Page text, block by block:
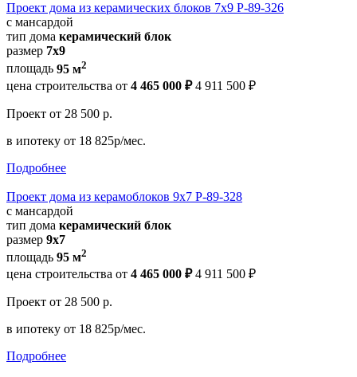
Проект дома из керамических блоков 7x9 Р-89-326
с мансардой
тип дома керамический блок
размер 7x9
площадь 95 м2
цена строительства от 4 465 000 ₽ 4 911 500 ₽
Проект от 28 500 р.
в ипотеку от 18 825р/мес.
Подробнее
Проект дома из керамоблоков 9x7 Р-89-328
с мансардой
тип дома керамический блок
размер 9x7
площадь 95 м2
цена строительства от 4 465 000 ₽ 4 911 500 ₽
Проект от 28 500 р.
в ипотеку от 18 825р/мес.
Подробнее